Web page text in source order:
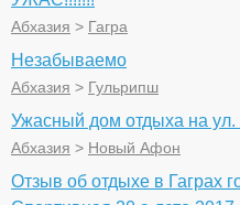
Абхазия > Гагра
Незабываемо
Абхазия > Гульрипш
Ужасный дом отдыха на
Абхазия > Новый Афон
Отзыв об отдыхе в Гаграх